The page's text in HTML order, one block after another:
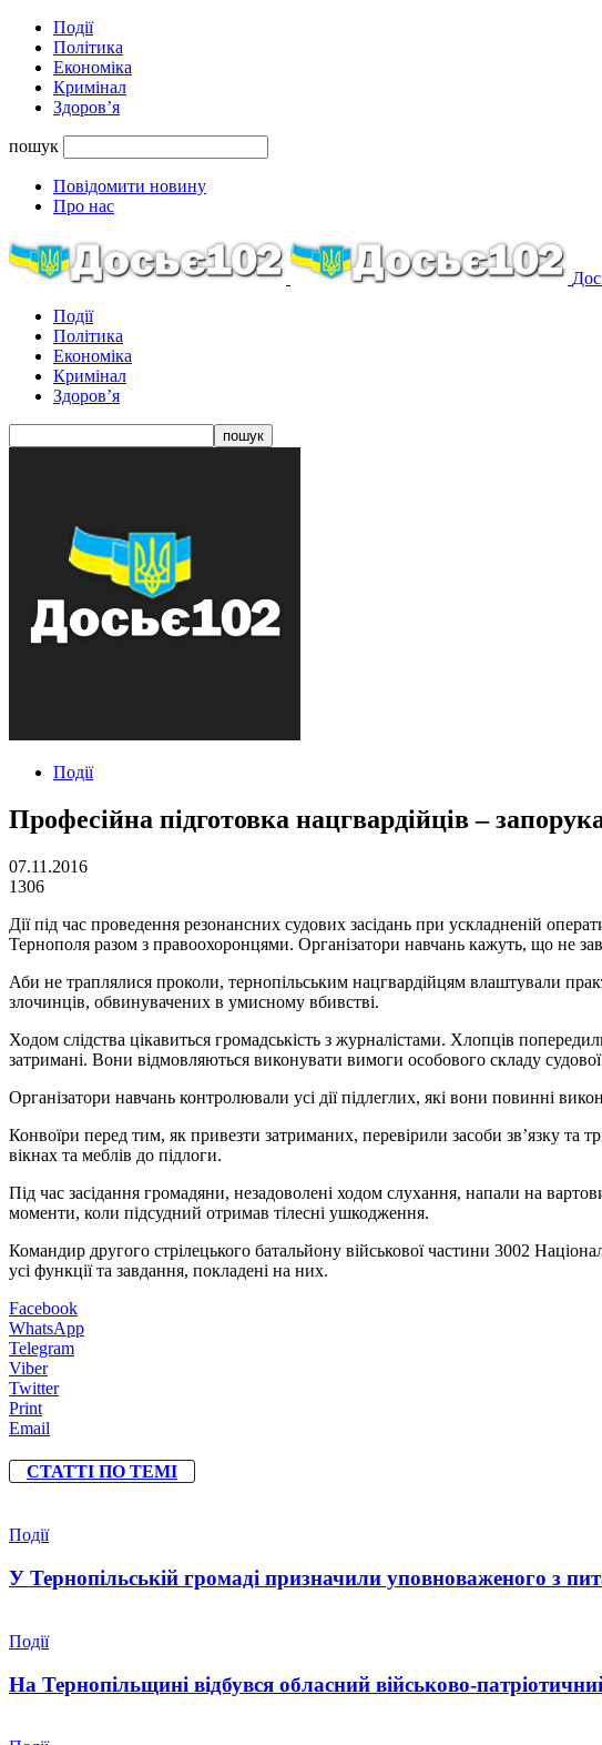
Події
Політика
Економіка
Кримінал
Здоров’я
пошук
Повідомити новину
Про нас
Події
Політика
Економіка
Кримінал
Здоров’я
Події
Професійна підготовка нацгвардійців –
07.11.2016
1306
Дії під час проведення резонансних судових засідань при ускладненій
Тернополя разом з правоохоронцями. Організатори навчань кажуть, що не
Аби не траплялися проколи, тернопільським нацгвардійцям влаштували
злочинців, обвинувачених в умисному вбивстві.
Ходом слідства цікавиться громадськість з журналістами. Хлопців
затримані. Вони відмовляються виконувати вимоги особового складу
Організатори навчань контролювали усі дії підлеглих, які вони повинні
Конвоїри перед тим, як привезти затриманих, перевірили засоби зв’язку та
вікнах та меблів до підлоги.
Під час засідання громадяни, незадоволені ходом слухання, напали на
моменти, коли підсудний отримав тілесні ушкодження.
Командир другого стрілецького батальйону військової частини 3002
усі функції та завдання, покладені на них.
Facebook
WhatsApp
Telegram
Viber
Twitter
Print
Email
СТАТТІ ПО ТЕМІ
Події
У Тернопільській громаді призначили уповноваженого з
Події
На Тернопільщині відбувся обласний військово-